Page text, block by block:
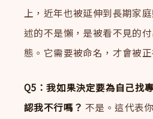
上，近年也被延伸到長期家
述的不是懶，是被看不見的
態。它需要被命名，才會被正
Q5：我如果決定要為自己找
認我不行嗎？ 不是。這代表